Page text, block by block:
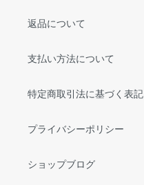
返品について
支払い方法について
特定商取引法に基づく表記
プライバシーポリシー
ショップブログ